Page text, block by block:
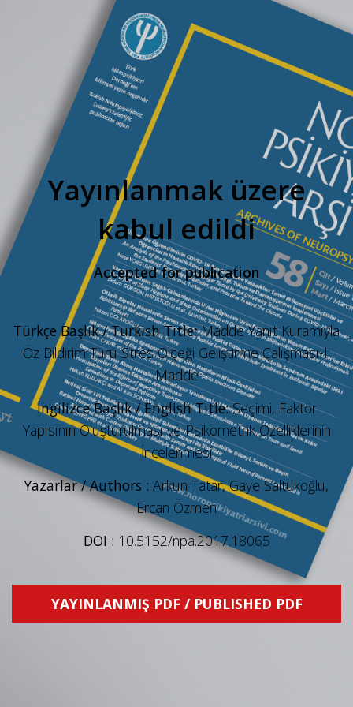
Yayınlanmak üzere
kabul edildi
Accepted for publication
Türkçe Başlık / Turkish Title:Madde Yanıt Kuramıyla
Öz Bildirim Türü Stres Ölçeği Geliştirme Çalışması-I:
Madde
İngilizce Başlık / English Title:Seçimi, Faktör
Yapısının Oluşturulması ve Psikometrik Özelliklerinin
İncelenmesi
Yazarlar / Authors : Arkun Tatar, Gaye Saltukoğlu,
Ercan Özmen
DOI : 10.5152/npa.2017.18065
YAYINLANMIŞ PDF / PUBLISHED PDF